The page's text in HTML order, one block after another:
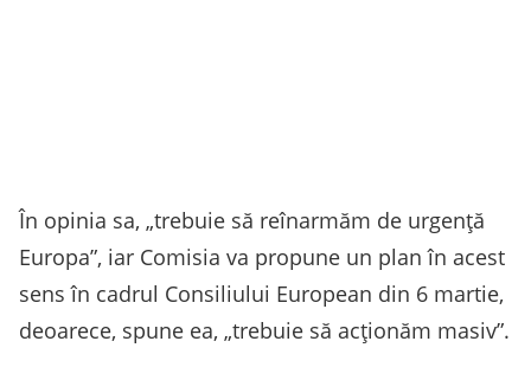
În opinia sa, „trebuie să reînarmăm de urgenţă
Europa”, iar Comisia va propune un plan în acest
sens în cadrul Consiliului European din 6 martie,
deoarece, spune ea, „trebuie să acţionăm masiv”.